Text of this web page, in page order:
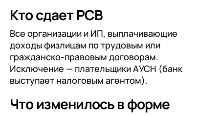
Кто сдает РСВ
Все организации и ИП, выплачивающие
доходы физлицам по трудовым или
гражданско-правовым договорам.
Исключение — плательщики АУСН (банк
выступает налоговым агентом).
Что изменилось в форме